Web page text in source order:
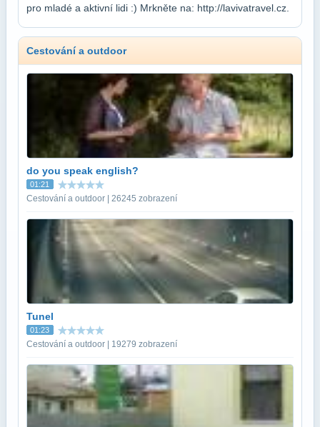
pro mladé a aktivní lidi :) Mrkněte na: http://lavivatravel.cz.
Cestování a outdoor
do you speak english?
01:21
Cestování a outdoor | 26245 zobrazení
Tunel
01:23
Cestování a outdoor | 19279 zobrazení